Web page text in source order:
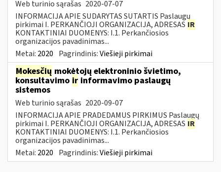
Web turinio sąrašas 2020-07-07
INFORMACIJA APIE SUDARYTAS SUTARTIS Paslaugų
pirkimai I. PERKANČIOJI ORGANIZACIJA, ADRESAS IR
KONTAKTINIAI DUOMENYS: I.1. Perkančiosios
organizacijos pavadinimas...
Metai: 2020 Pagrindinis:Viešieji pirkimai
Mokesčių mokėtojų elektroninio švietimo,
konsultavimo ir informavimo paslaugų
sistemos
Web turinio sąrašas 2020-09-07
INFORMACIJA APIE PRADEDAMUS PIRKIMUS Paslaugų
pirkimai I. PERKANČIOJI ORGANIZACIJA, ADRESAS IR
KONTAKTINIAI DUOMENYS: I.1. Perkančiosios
organizacijos pavadinimas...
Metai: 2020 Pagrindinis:Viešieji pirkimai